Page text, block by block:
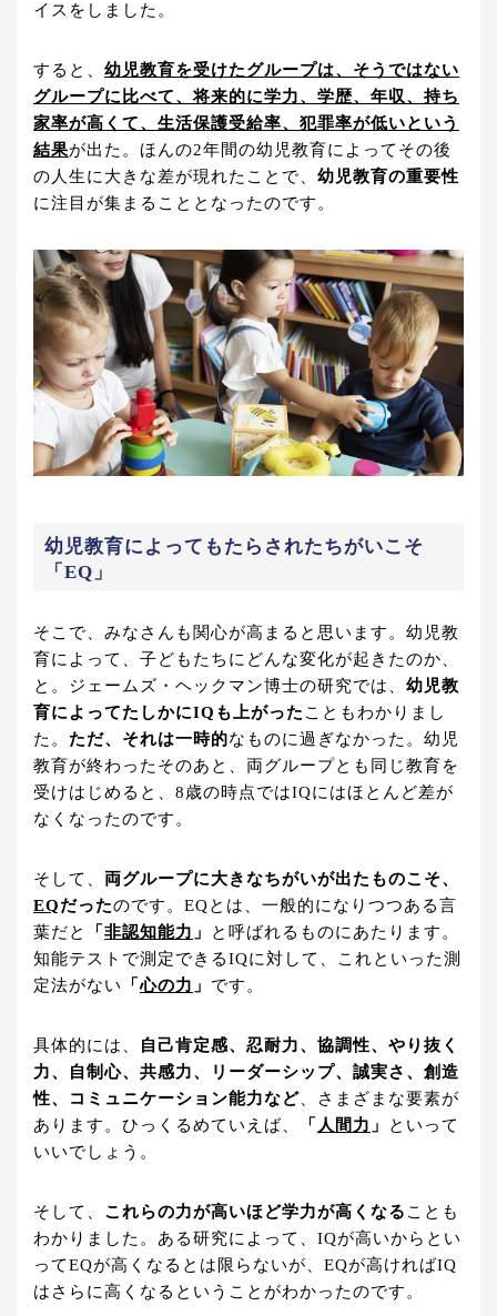
イスをしました。
すると、 幼児教育を受けたグループは、そうではない
グループに比べて、将来的に学力、学歴、年収、持ち
家率が高くて、生活保護受給率、犯罪率が低いという
結果が出た。ほんの2年間の幼児教育によってその後
の人生に大きな差が現れたことで、 幼児教育の重要性
に注目が集まることとなったのです。
幼児教育によってもたらされたちがいこそ
「EQ」
そこで、みなさんも関心が高まると思います。幼児教
育によって、子どもたちにどんな変化が起きたのか、
と。ジェームズ・ヘックマン博士の研究では、 幼児教
育によってたしかにIQも上がった こともわかりまし
た。 ただ、それは一時的なものに過ぎなかった。幼児
教育が終わったそのあと、両グループとも同じ教育を
受けはじめると、8歳の時点ではIQにはほとんど差が
なくなったのです。
そして、 両グループに大きなちがいが出たものこそ、
EQだったのです。EQとは、一般的になりつつある言
葉だと
「 非認知能力 」
と呼ばれるものにあたります。
知能テストで測定できるIQに対して、これといった測
定法がない
「心の力 」 です。
具体的には、
自己肯定感、忍耐力、協調性、やり抜く
力、自制心、共感力、リーダーシップ、誠実さ、創造
性、コミュニケーション能力など 、さまざまな要素が
あります。ひっくるめていえば、
「 人間力 」
といって
いいでしょう。
そして、 これらの力が高いほど学力が高くなる ことも
わかりました。ある研究によって、IQが高いからとい
ってEQが高くなるとは限らないが、EQが高ければIQ
はさらに高くなるということがわかったのです。